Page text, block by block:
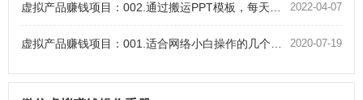
2022-04-07
虚拟产品赚钱项目：002.通过搬运PPT模板，每天多赚100+
2020-07-19
虚拟产品赚钱项目：001.适合网络小白操作的几个虚拟资源网赚项目